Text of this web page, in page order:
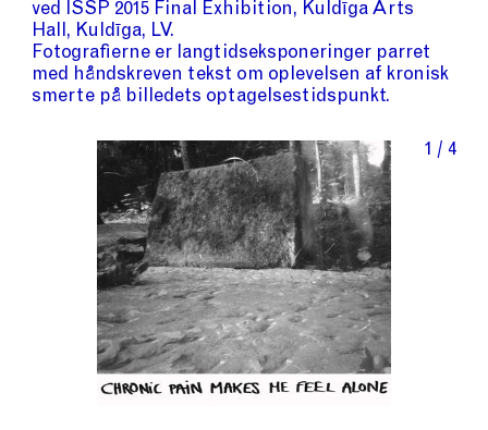
ved ISSP 2015 Final Exhibition, Kuldīga Arts
Hall, Kuldīga, LV.
Fotografierne er langtidseksponeringer parret
med håndskreven tekst om oplevelsen af kronisk
smerte på billedets optagelsestidspunkt.
1 / 4